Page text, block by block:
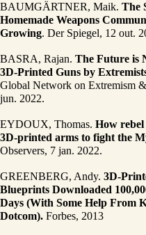
BAUMGÄRTNER, Maik. The
Homemade Weapons
Growing. Der Spiegel, 12 out.
BASRA, Rajan. The Future is
3D-Printed Guns by
Global Network on Extremism
jun. 2022.
EYDOUX, Thomas. How
3D-printed arms to fight the
Observers, 7 jan. 2022.
GREENBERG, Andy. 3D-
Blueprints Downloaded
Days (With Some Help From
Dotcom). Forbes, 2013